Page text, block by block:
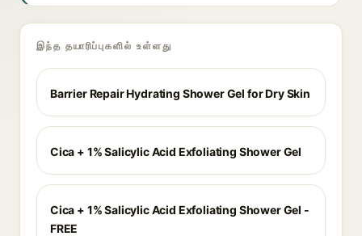
இந்த தயாரிப்புகளில் உள்ளது
Barrier Repair Hydrating Shower Gel for Dry Skin
Cica + 1% Salicylic Acid Exfoliating Shower Gel
Cica + 1% Salicylic Acid Exfoliating Shower Gel -
FREE